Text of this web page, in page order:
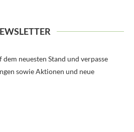
neuesten Stand und verpasse
sowie Aktionen und neue